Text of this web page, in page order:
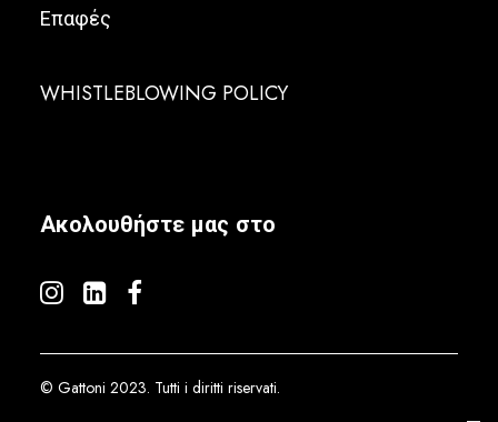
Επαφές
WHISTLEBLOWING POLICY
Ακολουθήστε μας στο
© Gattoni 2023. Tutti i diritti riservati.